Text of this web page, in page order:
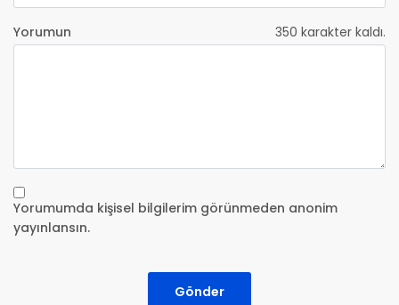
Yorumun 350 karakter kaldı.
Yorumumda kişisel bilgilerim görünmeden anonim
yayınlansın.
Gönder